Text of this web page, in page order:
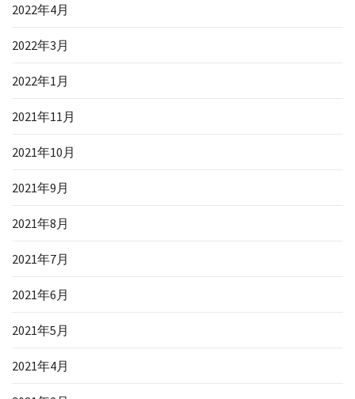
2022年4月
2022年3月
2022年1月
2021年11月
2021年10月
2021年9月
2021年8月
2021年7月
2021年6月
2021年5月
2021年4月